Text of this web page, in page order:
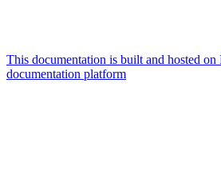
This documentation is built and hosted
documentation platform